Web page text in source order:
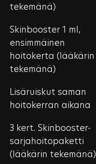
tekemänä)
Skinbooster 1 ml,
ensimmäinen
hoitokerta (lääkärin
tekemänä)
Lisäruiskut saman
hoitokerran aikana
3 kert. Skinbooster-
sarjahoitopaketti
(lääkärin tekemänä)